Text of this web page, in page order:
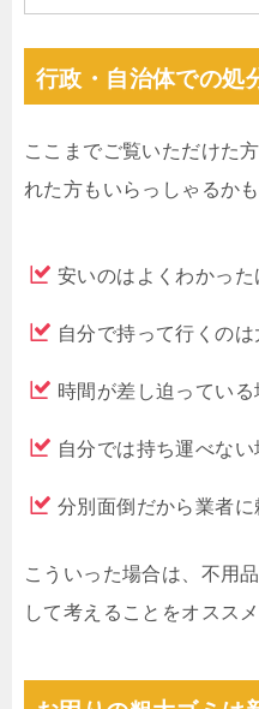
行政・自治体での処
ここまでご覧いただけた
れた方もいらっしゃるか
安いのはよくわかっ
自分で持って行くのは
時間が差し迫ってい
自分では持ち運べな
分別面倒だから業者
こういった場合は、不用
して考えることをオススメ